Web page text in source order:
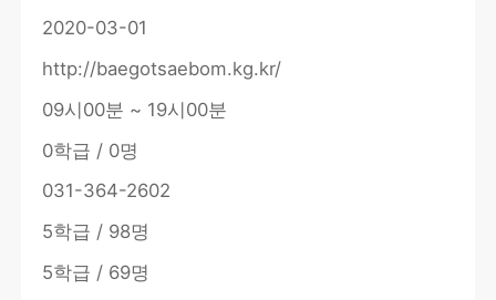
2020-03-01
http://baegotsaebom.kg.kr/
09시00분 ~ 19시00분
0학급 / 0명
031-364-2602
5학급 / 98명
5학급 / 69명